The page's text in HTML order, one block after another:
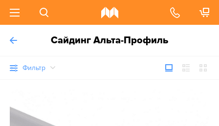
Сайдинг Альта-Профиль
Фильтр